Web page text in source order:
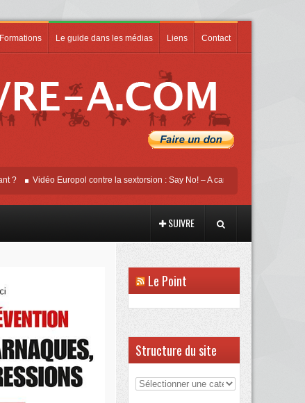
Formations Le guide dans les médias Liens Contact
Vidéo Europol contre la sextorsion : Say No! – A campaign against online
SUIVRE
Le Point
Structure du site